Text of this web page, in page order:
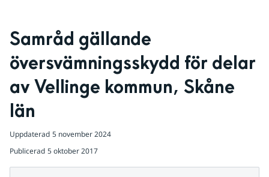
Samråd gällande
översvämningsskydd för delar
av Vellinge kommun, Skåne
län
Uppdaterad 5 november 2024
Publicerad 5 oktober 2017